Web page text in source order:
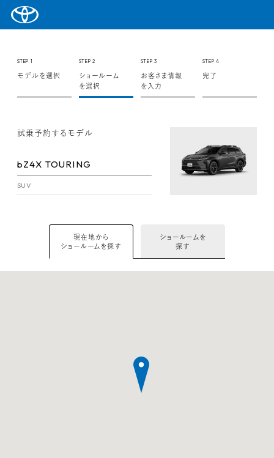
STEP 1
モデルを選択
STEP 2
ショールーム
を選択
STEP 3
お客さま情報
を入力
STEP 4
完了
試乗予約するモデル
bZ4X TOURING
SUV
現在地から
ショールームを探す
ショールームを
探す